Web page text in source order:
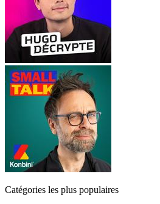
Catégories les plus populaires